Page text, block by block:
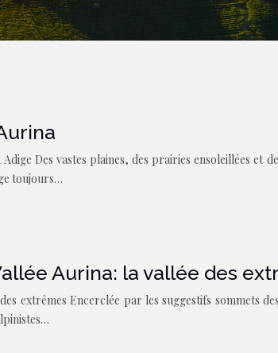
Des vastes plaines, des prairies ensoleillées
toujours…
Aurina: la vallée des
extrêmes Encerclée par les suggestifs